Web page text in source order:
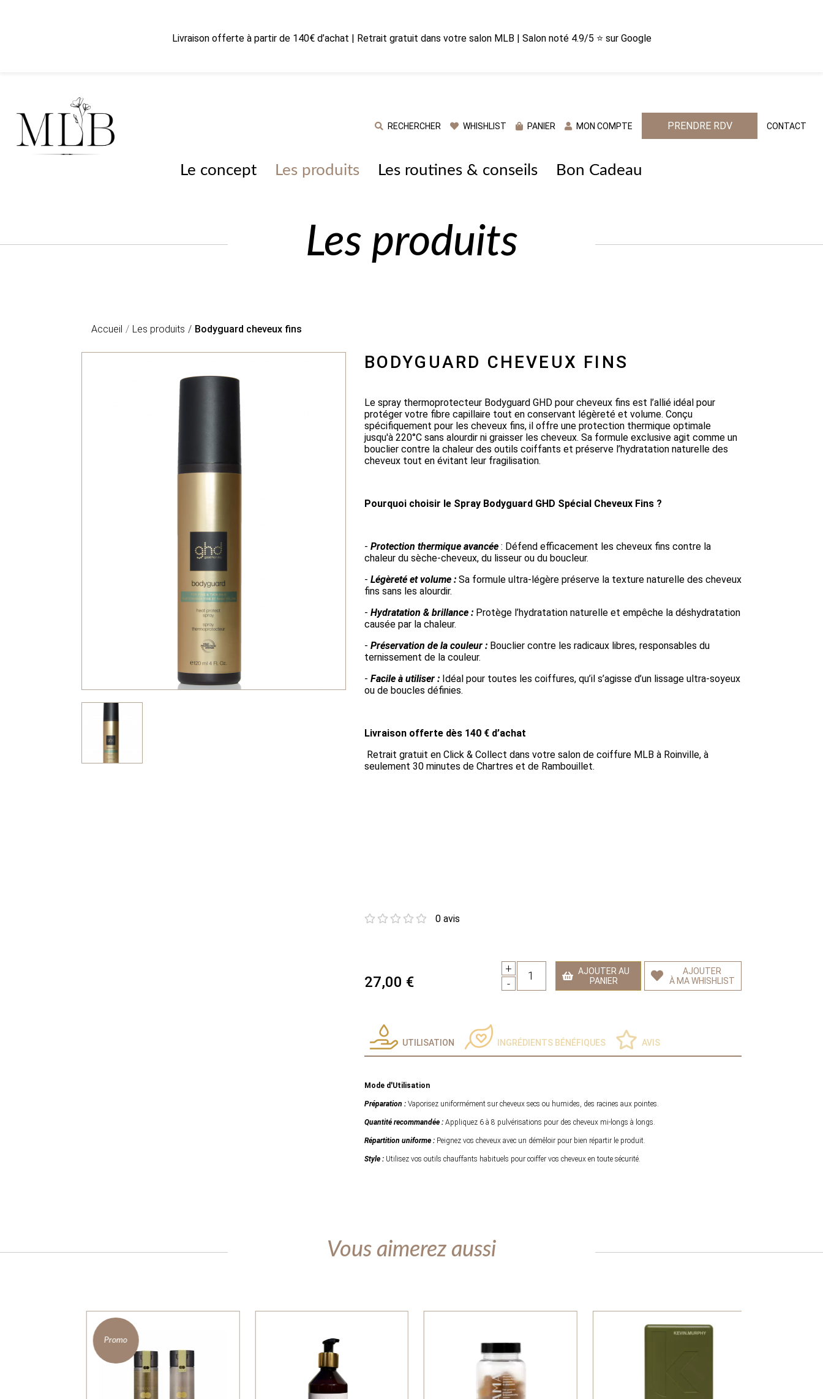
Livraison offerte à partir de 140€ d’achat | Retrait gratuit dans votre salon MLB | Salon noté 4.9/5 ⭐ sur Google
RECHERCHER WHISHLIST PANIER MON COMPTE PRENDRE RDV CONTACT
Le concept Les produits Les routines & conseils Bon Cadeau
Les produits
Accueil Les produits Bodyguard cheveux fins
BODYGUARD CHEVEUX FINS
Le spray thermoprotecteur Bodyguard GHD pour cheveux fins est l’allié idéal pour
protéger votre fibre capillaire tout en conservant légèreté et volume. Conçu
spécifiquement pour les cheveux fins, il offre une protection thermique optimale
jusqu'à 220°C sans alourdir ni graisser les cheveux. Sa formule exclusive agit comme un
bouclier contre la chaleur des outils coiffants et préserve l’hydratation naturelle des
cheveux tout en évitant leur fragilisation.
Pourquoi choisir le Spray Bodyguard GHD Spécial Cheveux Fins ?
- Protection thermique avancée : Défend efficacement les cheveux fins contre la
chaleur du sèche-cheveux, du lisseur ou du boucleur.
- Légèreté et volume : Sa formule ultra-légère préserve la texture naturelle des cheveux
fins sans les alourdir.
- Hydratation & brillance : Protège l’hydratation naturelle et empêche la déshydratation
causée par la chaleur.
- Préservation de la couleur : Bouclier contre les radicaux libres, responsables du
ternissement de la couleur.
- Facile à utiliser :Idéal pour toutes les coiffures, qu’il s’agisse d’un lissage ultra-soyeux
ou de boucles définies.
Livraison offerte dès 140 € d’achat
Retrait gratuit en Click & Collect dans votre salon de coiffure MLB à Roinville, à
seulement 30 minutes de Chartres et de Rambouillet.
0 avis
27,00 €
+
-
1
AJOUTER AU
PANIER
AJOUTER
À MA WHISHLIST
UTILISATION INGRÉDIENTS BÉNÉFIQUES AVIS
Mode d'Utilisation
Préparation :Vaporisez uniformément sur cheveux secs ou humides, des racines aux pointes.
Quantité recommandée : Appliquez 6 à 8 pulvérisations pour des cheveux mi-longs à longs.
Répartition uniforme : Peignez vos cheveux avec un démêloir pour bien répartir le produit.
Style :Utilisez vos outils chauffants habituels pour coiffer vos cheveux en toute sécurité.
Vous aimerez aussi
Promo